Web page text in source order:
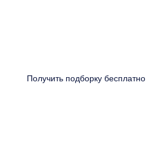
Получить подборку бесплатно